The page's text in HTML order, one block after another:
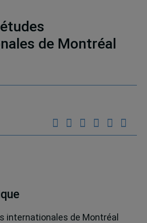
de Montréal
internationales de Montréal